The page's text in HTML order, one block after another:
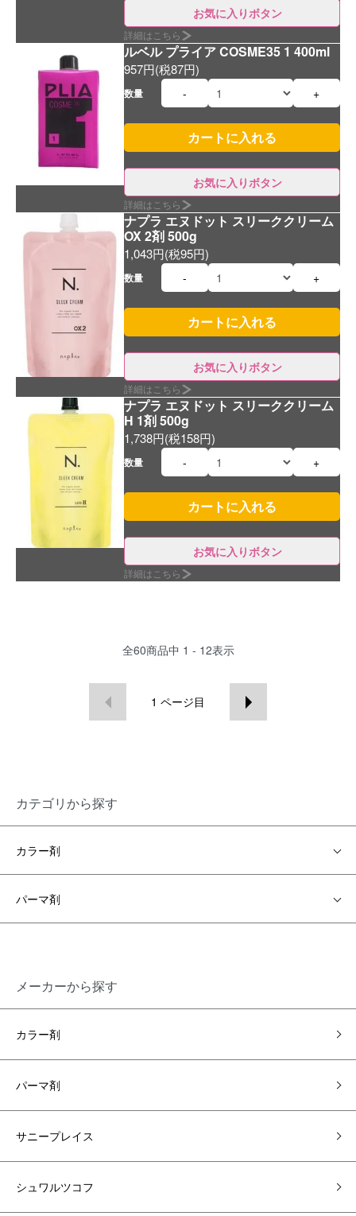
お気に入りボタン
詳細はこちら
ルベル プライア COSME35 1 400ml
957円(税87円)
数量 - +
お気に入りボタン
詳細はこちら
ナプラ エヌドット スリーククリーム
OX 2剤 500g
1,043円(税95円)
数量 - +
お気に入りボタン
詳細はこちら
ナプラ エヌドット スリーククリーム
H 1剤 500g
1,738円(税158円)
数量 - +
お気に入りボタン
詳細はこちら
全60商品中 1 - 12表示
1 ページ目
カテゴリから探す
カラー剤
パーマ剤
メーカーから探す
カラー剤
パーマ剤
サニープレイス
シュワルツコフ